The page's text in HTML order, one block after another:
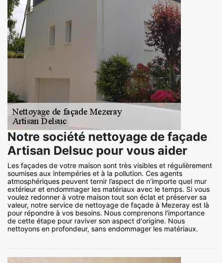
Notre société nettoyage de façade
Artisan Delsuc pour vous aider
Les façades de votre maison sont très visibles et régulièrement
soumises aux intempéries et à la pollution. Ces agents
atmosphériques peuvent ternir l’aspect de n’importe quel mur
extérieur et endommager les matériaux avec le temps. Si vous
voulez redonner à votre maison tout son éclat et préserver sa
valeur, notre service de nettoyage de façade à Mezeray est là
pour répondre à vos besoins. Nous comprenons l'importance
de cette étape pour raviver son aspect d'origine. Nous
nettoyons en profondeur, sans endommager les matériaux.